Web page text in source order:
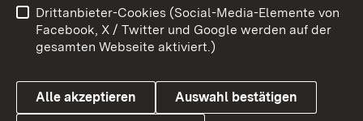
Barrierefreiheit
Datenschutz
Cookies
Drittanbieter-Cookies (Social-Media-Elemente von
Facebook, X / Twitter und Google werden auf der
gesamten Webseite aktiviert.)
Alle akzeptieren Auswahl bestätigen